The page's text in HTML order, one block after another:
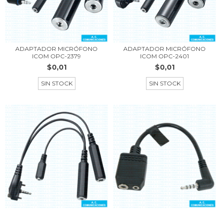
ADAPTADOR MICRÓFONO
ICOM OPC-2379
$0,01
SIN STOCK
ADAPTADOR MICRÓFONO
ICOM OPC-2401
$0,01
SIN STOCK